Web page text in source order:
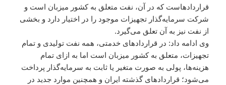
قراردادهاست که در آن، نفت متعلق به کشور میزبان است و
شرکت سرمایه‌گذار تجهیزات موجود را در اختیار دارد و بخشی
از نفت نیز به آن تعلق می‌گیرد.
وی ادامه داد: در قراردادهای خدمتی، همه نفت تولیدی و تمام
تجهیزات، متعلق به کشور میزبان است اما به ازای تمام
هزینه‌ها، پولی به صورت متغیر یا ثابت به سرمایه‌گذار پرداخت
می‌شود؛ قراردادهای گذشته ایران و همچنین موارد جدید در